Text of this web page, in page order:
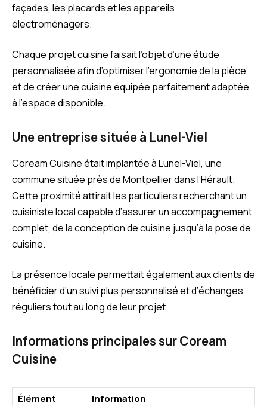
façades, les placards et les appareils
électroménagers.
Chaque projet cuisine faisait l’objet d’une étude
personnalisée afin d’optimiser l’ergonomie de la pièce
et de créer une cuisine équipée parfaitement adaptée
à l’espace disponible.
Une entreprise située à Lunel-Viel
Coream Cuisine était implantée à Lunel-Viel, une
commune située près de Montpellier dans l’Hérault.
Cette proximité attirait les particuliers recherchant un
cuisiniste local capable d’assurer un accompagnement
complet, de la conception de cuisine jusqu’à la pose de
cuisine.
La présence locale permettait également aux clients de
bénéficier d’un suivi plus personnalisé et d’échanges
réguliers tout au long de leur projet.
Informations principales sur Coream
Cuisine
Élément
Information